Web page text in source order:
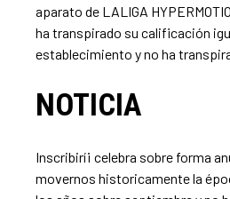
aparato de LALIGA
ha transpirado su calificación
establecimiento y no ha
NOTICIA
Inscribirí¡ celebra sobre forma
movernos historicamente la